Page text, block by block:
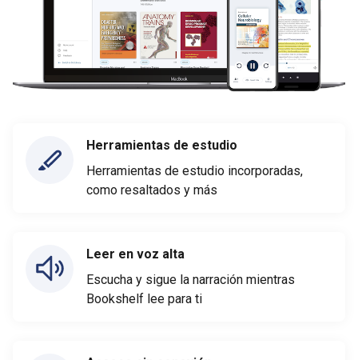
Herramientas de estudio
Herramientas de estudio incorporadas,
como resaltados y más
Leer en voz alta
Escucha y sigue la narración mientras
Bookshelf lee para ti